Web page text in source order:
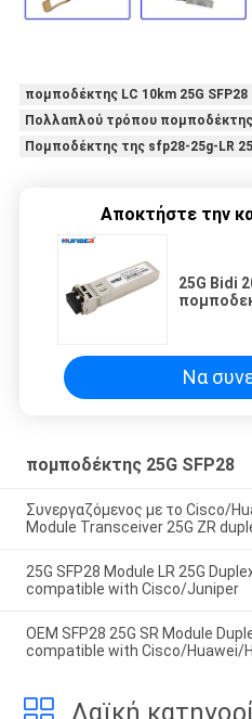
πομποδέκτης LC 10km 25G SFP28
Πολλαπλού τρόπου πομποδέκτης
Πομποδέκτης της sfp28-25g-LR
Αποκτήστε την
25G Bidi
Να
πομποδέκτης 25G SFP28
Συνεργαζόμενος με το Cisco/
Module Transceiver 25G ZR
25G SFP28 Module LR 25G
compatible with Cisco/Juniper
OEM SFP28 25G SR Module
compatible with Cisco/Huawei/
Λαϊκή